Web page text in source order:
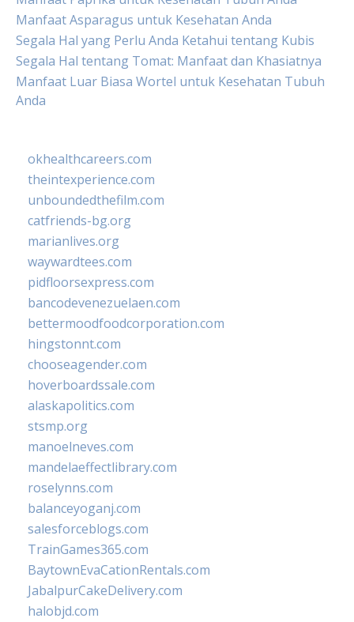
Manfaat Asparagus untuk Kesehatan Anda
Segala Hal yang Perlu Anda Ketahui tentang Kubis
Segala Hal tentang Tomat: Manfaat dan Khasiatnya
Manfaat Luar Biasa Wortel untuk Kesehatan Tubuh
Anda
okhealthcareers.com
theintexperience.com
unboundedthefilm.com
catfriends-bg.org
marianlives.org
waywardtees.com
pidfloorsexpress.com
bancodevenezuelaen.com
bettermoodfoodcorporation.com
hingstonnt.com
chooseagender.com
hoverboardssale.com
alaskapolitics.com
stsmp.org
manoelneves.com
mandelaeffectlibrary.com
roselynns.com
balanceyoganj.com
salesforceblogs.com
TrainGames365.com
BaytownEvaCationRentals.com
JabalpurCakeDelivery.com
halobjd.com